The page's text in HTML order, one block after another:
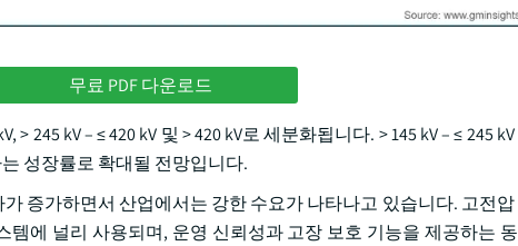
무료 PDF 다운로드
> 245 kV – ≤ 420 kV 및 > 420 kV로 세분화됩니다. > 145 kV – ≤ 245
성장률로 확대될 전망입니다.
증가하면서 산업에서는 강한 수요가 나타나고 있습니다. 고전압
에 널리 사용되며, 운영 신뢰성과 고장 보호 기능을 제공하는